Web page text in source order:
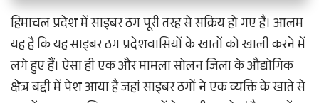
हिमाचल प्रदेश में साइबर ठग पूरी तरह से सक्रिय हो गए हैं। आलम
यह है कि यह साइबर ठग प्रदेशवासियों के खातों को खाली करने में
लगे हुए हैं। ऐसा ही एक और मामला सोलन जिला के औद्योगिक
क्षेत्र बद्दी में पेश आया है जहां साइबर ठगों ने एक व्यक्ति के खाते से